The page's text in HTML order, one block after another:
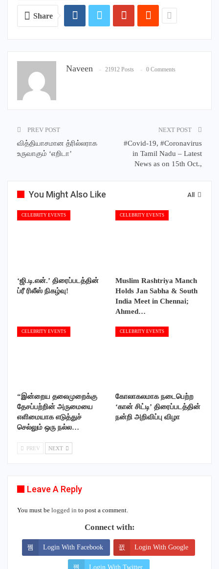
Share
Naveen 21912 Posts 0 Comments
PREV POST
வித்தியாசமான த்ரில்லராக
உருவாகும் ‘எறிடா’
NEXT POST
#Covid-19, #Coronavirus
in Tamil Nadu – Latest
News as on 15th Oct.,
All
You Might Also Like
CELEBRITY EVENTS
‘ஜி.டி.என்.’ திரைப்படத்தின்
ப்ரீ ரிலீஸ் நிகழ்வு!
CELEBRITY EVENTS
Muslim Rashtriya Manch
Holds Jan Sabha & South
India Meet in Chennai;
Ahmed…
CELEBRITY EVENTS
“இன்றைய தலைமுறைக்கு
தேசப்பற்றின் அருமையை
எளிமையாக எடுத்துச்
செல்லும் ஒரு நல்ல…
CELEBRITY EVENTS
கோலாகலமாக நடைபெற்ற
‘கான் சிட்டி’ திரைப்படத்தின்
நன்றி அறிவிப்பு விழா
PREV NEXT
Leave A Reply
You must be logged in to post a comment.
Connect with:
Login With Facebook Login With Google
Login With Twitter